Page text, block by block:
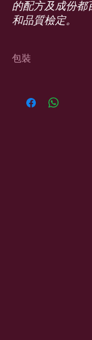
的配方及成份都
和品質檢定。
包裝